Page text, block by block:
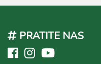
PRATITE NAS